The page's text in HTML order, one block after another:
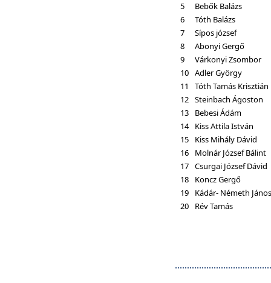
5
Bebők Balázs
6
Tóth Balázs
7
Sípos józsef
8
Abonyi Gergő
9
Várkonyi Zsombor
10 Adler György
11
Tóth Tamás Krisztián
12 Steinbach Ágoston
13
Bebesi Ádám
14 Kiss Attila István
15
Kiss Mihály Dávid
16
Molnár József Bálint
17 Csurgai József Dávid
18
Koncz Gergő
19
Kádár- Németh János
20
Rév Tamás